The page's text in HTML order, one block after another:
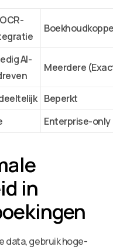
OCR-
AI-
Meerdere
Beperkt
Enterprise-only
in
data, gebruik hoge-